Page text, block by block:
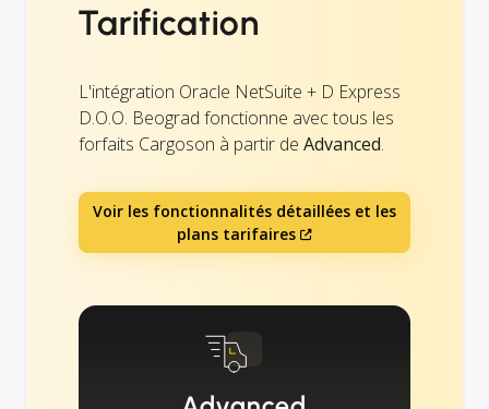
Tarification
L'intégration Oracle NetSuite + D Express
D.O.O. Beograd fonctionne avec tous les
forfaits Cargoson à partir de Advanced.
Voir les fonctionnalités détaillées et les
plans tarifaires